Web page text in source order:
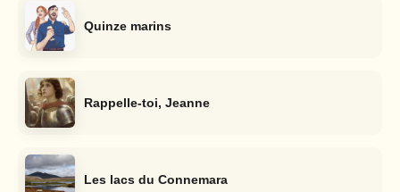
Quinze marins
Rappelle-toi, Jeanne
Les lacs du Connemara